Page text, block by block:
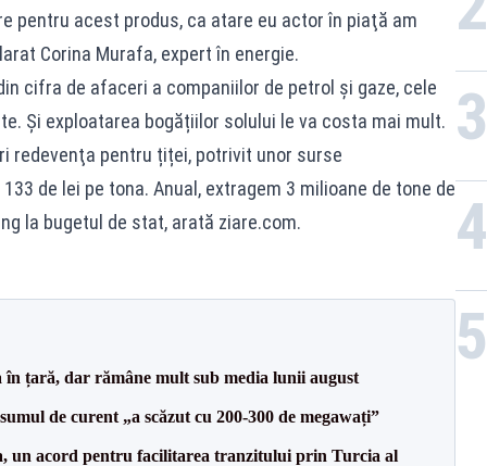
pentru acest produs, ca atare eu actor în piaţă am
Corina Murafa, expert în energie.
cifra de afaceri a companiilor de petrol și gaze, cele
Și exploatarea bogățiilor solului le va costa mai mult.
redevenţa pentru țiței, potrivit unor surse
de lei pe tona. Anual, extragem 3 milioane de tone de
la bugetul de stat, arată ziare.com.
țară, dar rămâne mult sub media lunii august
de curent „a scăzut cu 200-300 de megawați”
un acord pentru facilitarea tranzitului prin Turcia al
3
4
5